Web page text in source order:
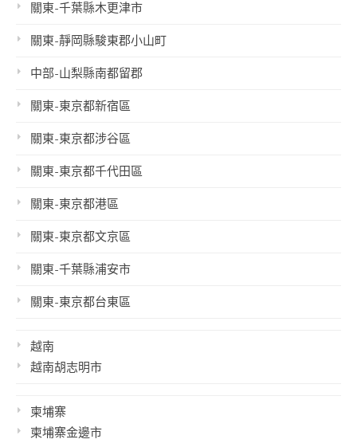
關東-千葉縣木更津市
關東-靜岡縣駿東郡小山町
中部-山梨縣南都留郡
關東-東京都新宿區
關東-東京都涉谷區
關東-東京都千代田區
關東-東京都港區
關東-東京都文京區
關東-千葉縣浦安市
關東-東京都台東區
越南
越南胡志明市
柬埔寨
柬埔寨金邊市